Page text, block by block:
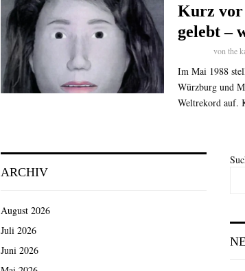
Kurz vor
gelebt –
vonthe
Im Mai 1988
Würzburg und
Weltrekord auf.
ARCHIV
August 2026
Juli 2026
Juni 2026